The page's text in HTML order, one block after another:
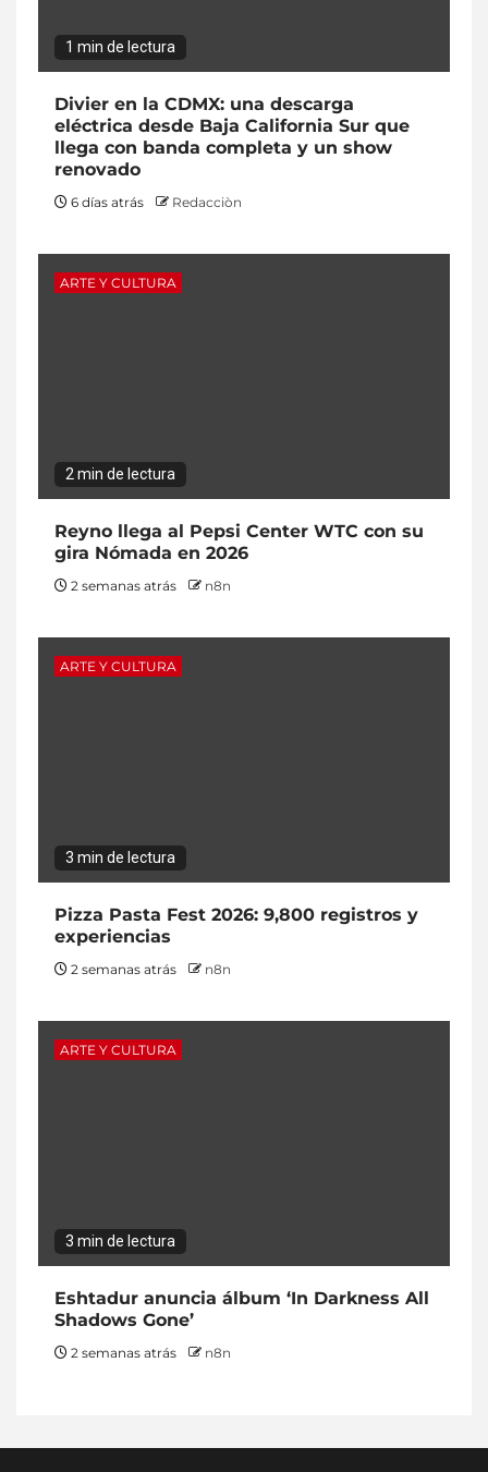
1 min de lectura
Divier en la CDMX: una descarga
eléctrica desde Baja California Sur que
llega con banda completa y un show
renovado
6 días atrás Redacciòn
ARTE Y CULTURA
2 min de lectura
Reyno llega al Pepsi Center WTC con su
gira Nómada en 2026
2 semanas atrás n8n
ARTE Y CULTURA
3 min de lectura
Pizza Pasta Fest 2026: 9,800 registros y
experiencias
2 semanas atrás n8n
ARTE Y CULTURA
3 min de lectura
Eshtadur anuncia álbum ‘In Darkness All
Shadows Gone’
2 semanas atrás n8n